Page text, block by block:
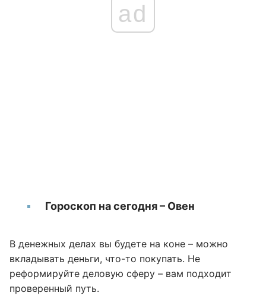
ad
Гороскоп на сегодня – Овен
В денежных делах вы будете на коне – можно
вкладывать деньги, что-то покупать. Не
реформируйте деловую сферу – вам подходит
проверенный путь.